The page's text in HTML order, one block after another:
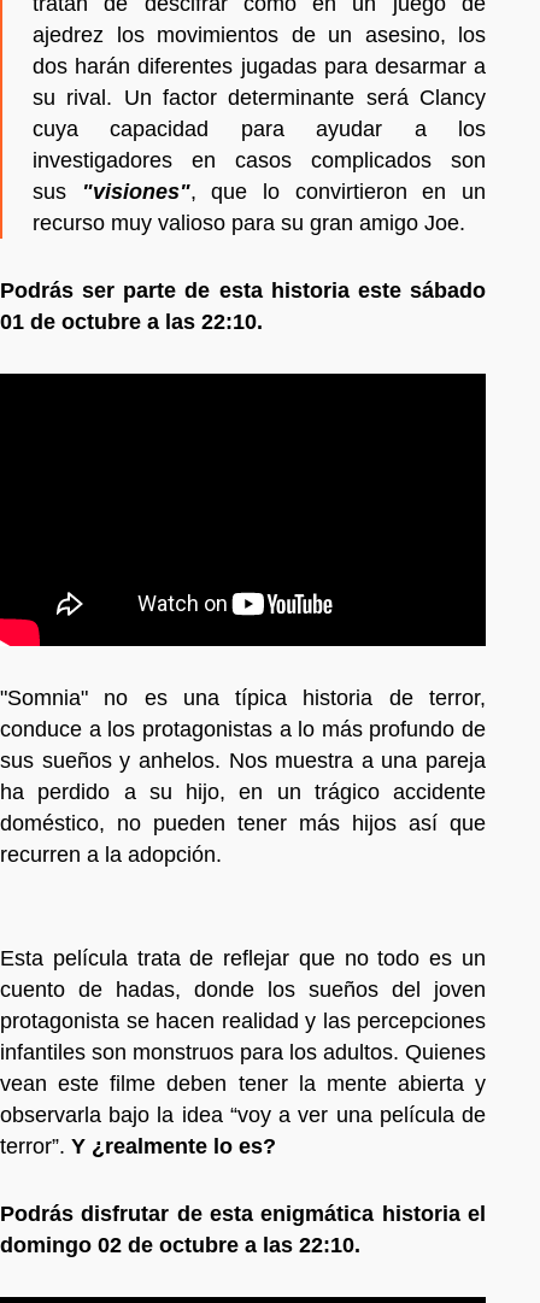
ajedrez los movimientos de un asesino, los
dos harán diferentes jugadas para desarmar a
su rival. Un factor determinante será Clancy
cuya capacidad para ayudar a los
investigadores en casos complicados son
sus
"visiones", que lo convirtieron en un
recurso muy valioso para su gran amigo Joe.
Podrás ser parte de esta historia este sábado
01 de octubre a las 22:10.
"Somnia" no es una típica historia de terror,
conduce a los protagonistas a lo más profundo de
sus sueños y anhelos. Nos muestra a una pareja
ha perdido a su hijo, en un trágico accidente
doméstico, no pueden tener más hijos así que
recurren a la adopción.
Esta película trata de reflejar que no todo es un
cuento de hadas, donde los sueños del joven
protagonista se hacen realidad y las percepciones
infantiles son monstruos para los adultos. Quienes
vean este filme deben tener la mente abierta y
observarla bajo la idea “voy a ver una película de
terror”. Y ¿realmente lo es?
Podrás disfrutar de esta enigmática historia el
domingo 02 de octubre a las 22:10.